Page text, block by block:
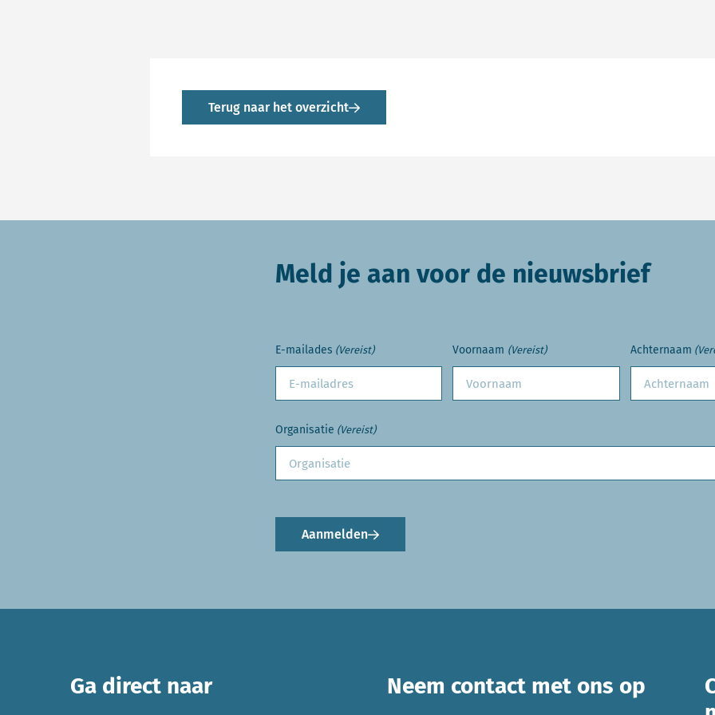
Terug naar het overzicht
Meld je aan voor de nieuwsbrief
E-mailades (Vereist) Voornaam (Vereist) Achternaam
Organisatie (Vereist)
Aanmelden
Ga direct naar Neem contact met ons op